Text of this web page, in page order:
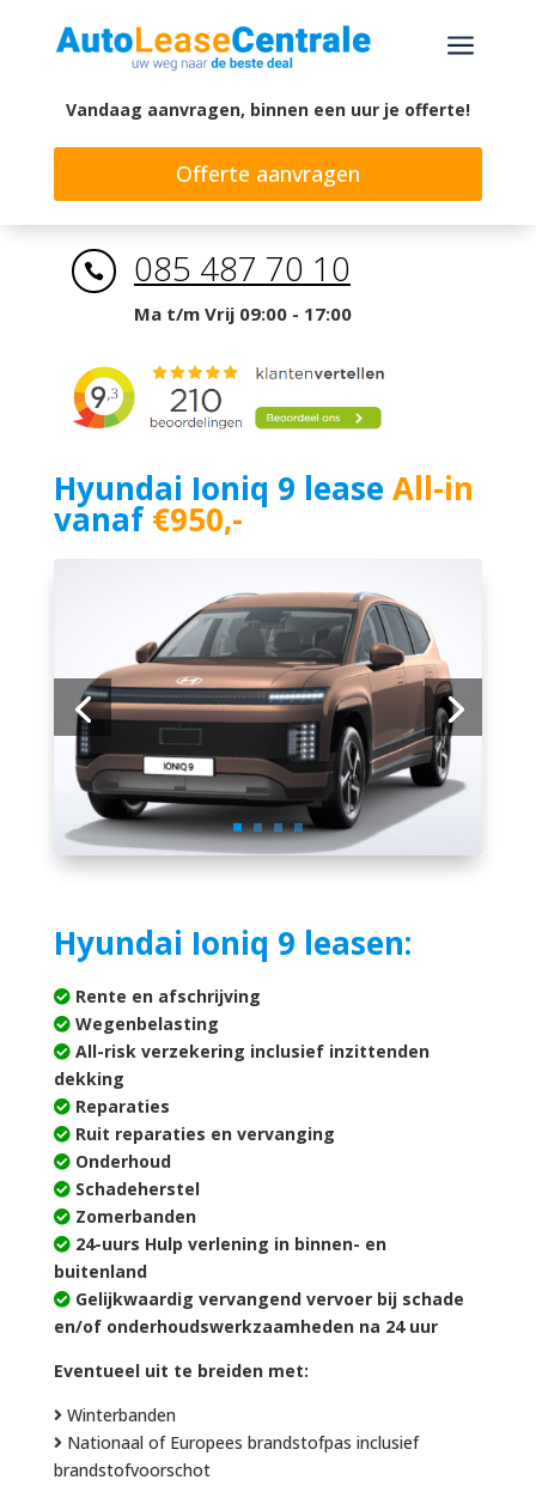
a
Vandaag aanvragen, binnen een uur je offerte!
Offerte aanvragen
 085 487 70 10
Ma t/m Vrij 09:00 - 17:00
Hyundai Ioniq 9 lease All-in
vanaf€950,-
Hyundai Ioniq 9 leasen:
Rente en afschrijving
Wegenbelasting
All-risk verzekering inclusief inzittenden
dekking
Reparaties
Ruit reparaties en vervanging
Onderhoud
Schadeherstel
Zomerbanden
24-uurs Hulp verlening in binnen- en
buitenland
Gelijkwaardig vervangend vervoer bij schade
en/of onderhoudswerkzaamheden na 24 uur
Eventueel uit te breiden met:
Winterbanden
Nationaal of Europees brandstofpas inclusief
brandstofvoorschot